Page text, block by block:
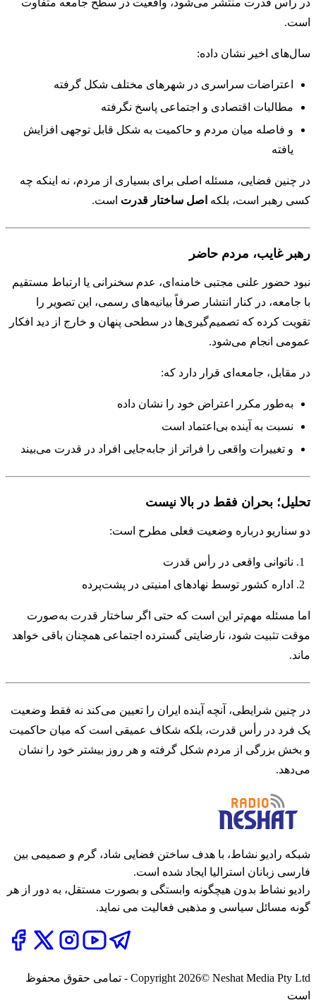
است.
سال‌های اخیر نشان داده:
اعتراضات سراسری در شهرهای مختلف شکل گرفته
مطالبات اقتصادی و اجتماعی پاسخ نگرفته
و فاصله میان مردم و حاکمیت به شکل قابل توجهی افزایش
یافته
در چنین فضایی، مسئله اصلی برای بسیاری از مردم، نه اینکه چه
کسی رهبر است، بلکه اصل ساختار قدرت است.
رهبر غایب، مردم حاضر
نبود حضور علنی مجتبی خامنه‌ای، عدم سخنرانی یا ارتباط مستقیم
با جامعه، در کنار انتشار صرفاً بیانیه‌های رسمی، این تصویر را
تقویت کرده که تصمیم‌گیری‌ها در سطحی پنهان و خارج از دید افکار
عمومی انجام می‌شود.
در مقابل، جامعه‌ای قرار دارد که:
به‌طور مکرر اعتراض خود را نشان داده
نسبت به آینده بی‌اعتماد است
و تغییرات واقعی را فراتر از جابه‌جایی افراد در قدرت می‌بیند
تحلیل؛ بحران فقط در بالا نیست
دو سناریو درباره وضعیت فعلی مطرح است:
ناتوانی واقعی در رأس قدرت
اداره کشور توسط نهادهای امنیتی در پشت‌پرده
اما مسئله مهم‌تر این است که حتی اگر ساختار قدرت به‌صورت
موقت تثبیت شود، نارضایتی گسترده اجتماعی همچنان باقی خواهد
ماند.
در چنین شرایطی، آنچه آینده ایران را تعیین می‌کند نه فقط وضعیت
یک فرد در رأس قدرت، بلکه شکاف عمیقی است که میان حاکمیت
و بخش بزرگی از مردم شکل گرفته و هر روز بیشتر خود را نشان
می‌دهد.
شبکه رادیو نشاط، با هدف ساختن فضایی شاد، گرم و صمیمی بین
فارسی زبانان استرالیا ایجاد شده است.
رادیو نشاط بدون هیچگونه وابستگی و بصورت مستقل، به دور از هر
گونه مسائل سیاسی و مذهبی فعالیت می نماید.
Copyright 2026
© Neshat Media Pty Ltd - تمامی حقوق محفوظ
است